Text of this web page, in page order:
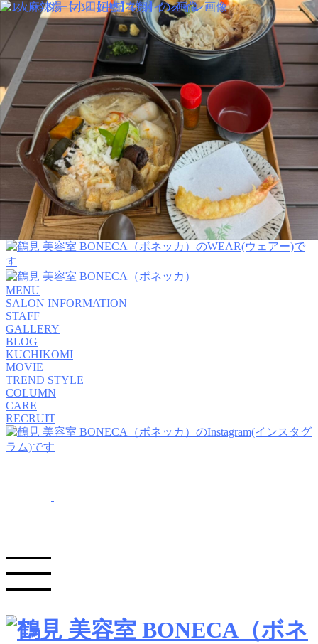
MENU
SALON INFORMATION
STAFF
GALLERY
BLOG
KUCHIKOMI
MOVIE
TREND STYLE
COLUMN
CARE
RECRUIT
MENU
SALON INFORMATION
STAFF
GALLERY
BLOG
KUCHIKOMI
MOVIE
TREND STYLE
COLUMN
CARE
RECRUIT